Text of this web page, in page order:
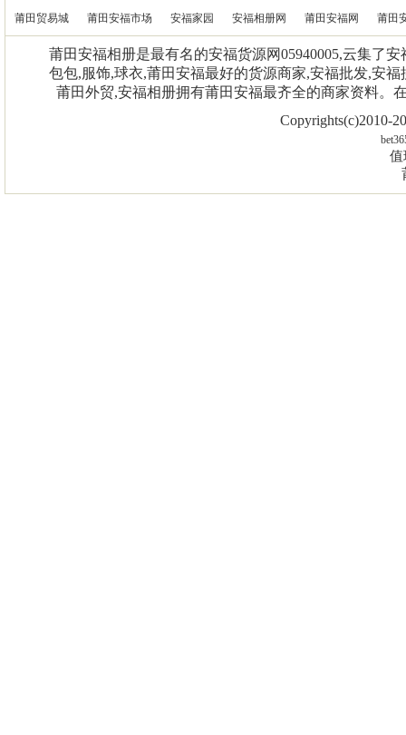
莆田贸易城 莆田安福市场 安福家园 安福相册网 莆田安福网 莆田
莆田安福相册是最有名的安福货源网05940005,云集了
包包,服饰,球衣,莆田安福最好的货源商家,安福批发,安
莆田外贸,安福相册拥有莆田安福最齐全的商家资料。
Copyrights(c)2010-
值